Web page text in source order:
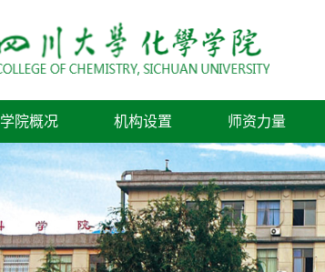
学院概况 机构设置 师资力量